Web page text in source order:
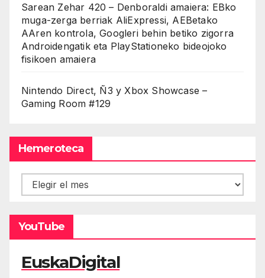
Sarean Zehar 420 – Denboraldi amaiera: EBko
muga-zerga berriak AliExpressi, AEBetako
AAren kontrola, Googleri behin betiko zigorra
Androidengatik eta PlayStationeko bideojoko
fisikoen amaiera
Nintendo Direct, Ñ3 y Xbox Showcase –
Gaming Room #129
Hemeroteca
Hemeroteca
YouTube
EuskaDigital